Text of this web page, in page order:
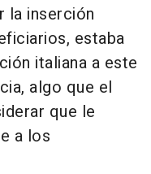
la inserción
estaba
italiana a este
algo que el
que le
a los